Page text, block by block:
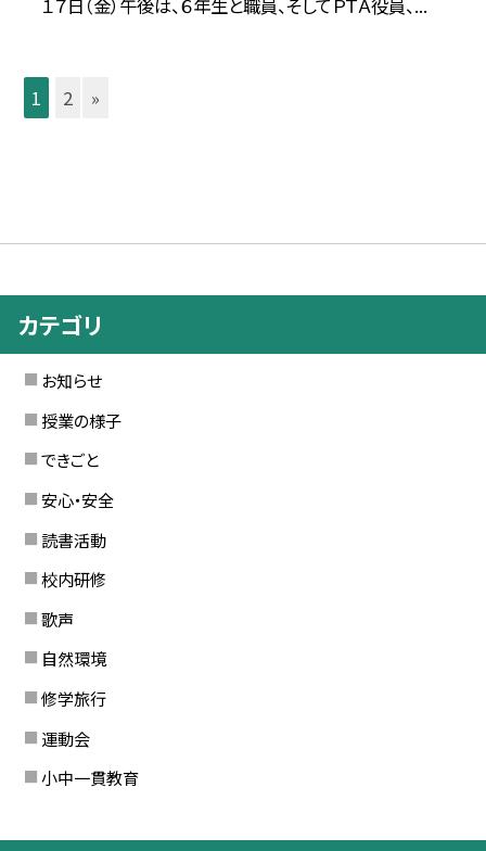
１７日（金）午後は、６年生と職員、そしてＰＴＡ役員、...
1 2 »
カテゴリ
お知らせ
授業の様子
できごと
安心・安全
読書活動
校内研修
歌声
自然環境
修学旅行
運動会
小中一貫教育